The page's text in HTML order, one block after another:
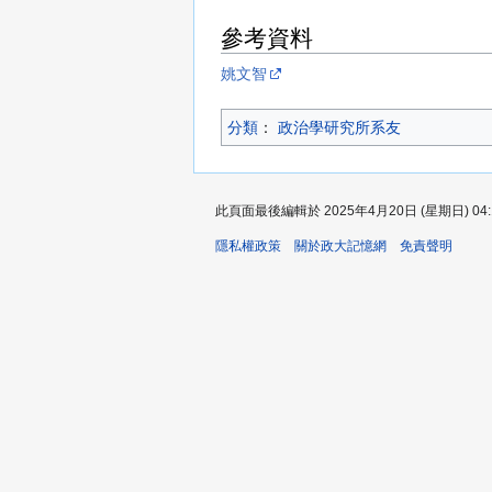
參考資料
姚文智
分類 ：​ 政治學研究所系友
此頁面最後編輯於 2025年4月20日 (星期日)
隱私權政策 關於政大記憶網 免責聲明